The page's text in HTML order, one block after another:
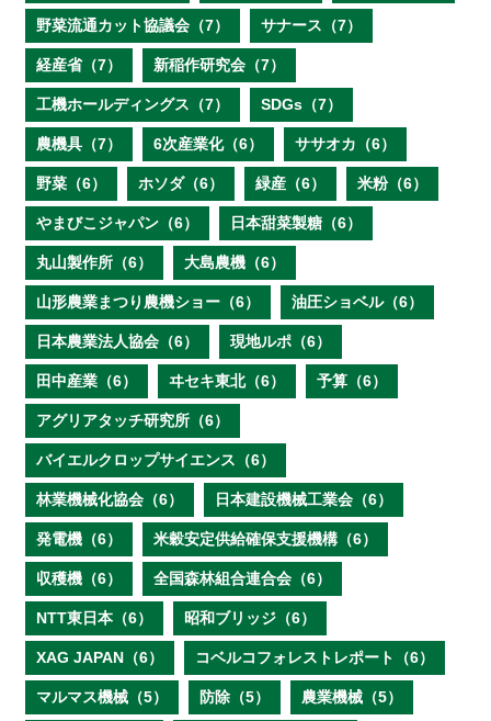
野菜流通カット協議会（7） サナース（7）
経産省（7） 新稲作研究会（7）
工機ホールディングス（7） SDGs（7）
農機具（7） 6次産業化（6） ササオカ（6）
野菜（6） ホソダ（6） 緑産（6） 米粉（6）
やまびこジャパン（6） 日本甜菜製糖（6）
丸山製作所（6） 大島農機（6）
山形農業まつり農機ショー（6） 油圧ショベル（6）
日本農業法人協会（6） 現地ルポ（6）
田中産業（6） ヰセキ東北（6） 予算（6）
アグリアタッチ研究所（6）
バイエルクロップサイエンス（6）
林業機械化協会（6） 日本建設機械工業会（6）
発電機（6） 米穀安定供給確保支援機構（6）
収穫機（6） 全国森林組合連合会（6）
NTT東日本（6） 昭和ブリッジ（6）
XAG JAPAN（6） コベルコフォレストレポート（6）
マルマス機械（5） 防除（5） 農業機械（5）